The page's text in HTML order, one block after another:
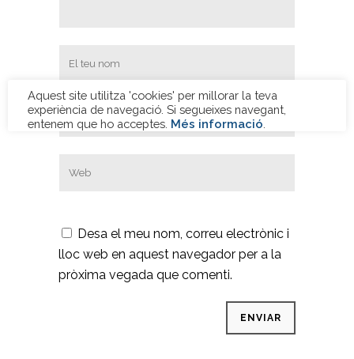
Desa el meu nom, correu electrònic i
lloc web en aquest navegador per a la
pròxima vegada que comenti.